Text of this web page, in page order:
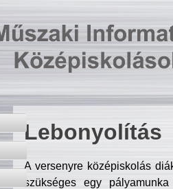
Lebonyolítás
A versenyre középiskolás
szükséges egy